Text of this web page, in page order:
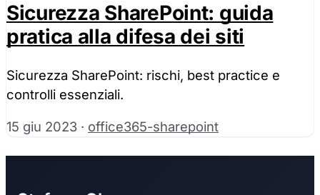
Sicurezza SharePoint: guida
pratica alla difesa dei siti
Sicurezza SharePoint: rischi, best practice e
controlli essenziali.
15 giu 2023 · office365-sharepoint